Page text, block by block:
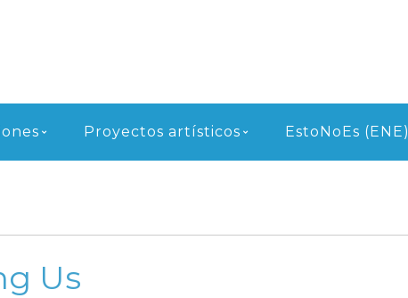
Proyectos artísticos EstoNoEs (ENE)
Us